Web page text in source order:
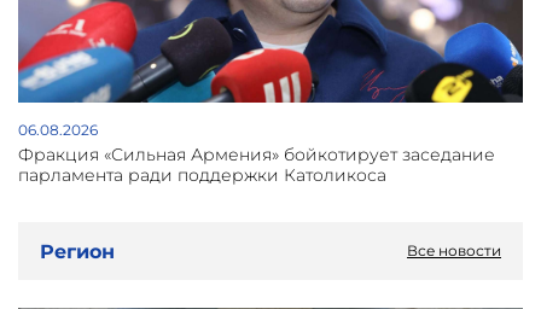
06.08.2026
Фракция «Сильная Армения» бойкотирует заседание
парламента ради поддержки Католикоса
Регион Все новости